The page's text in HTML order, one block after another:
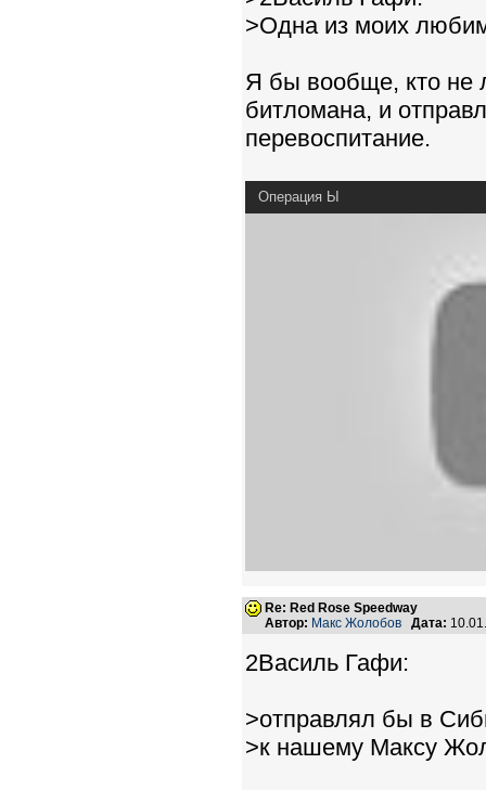
>Одна из моих
Я бы вообще, кто не
битломана, и
перевоспитание.
Операция Ы
Re: Red Rose Speedway
Автор: Макс Жолобов Дата:
2Василь Гафи:
>отправлял бы в
>к нашему Максу